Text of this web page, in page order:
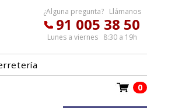
¿Alguna pregunta? Llámanos
91 005 38 50
Lunes a viernes 8:30 a 19h
0